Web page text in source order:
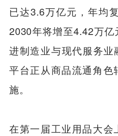
已达3.6万亿元，年均
2030年将增至4.42万
进制造业与现代服务
平台正从商品流通角色
施。
在第一届工业用品大会